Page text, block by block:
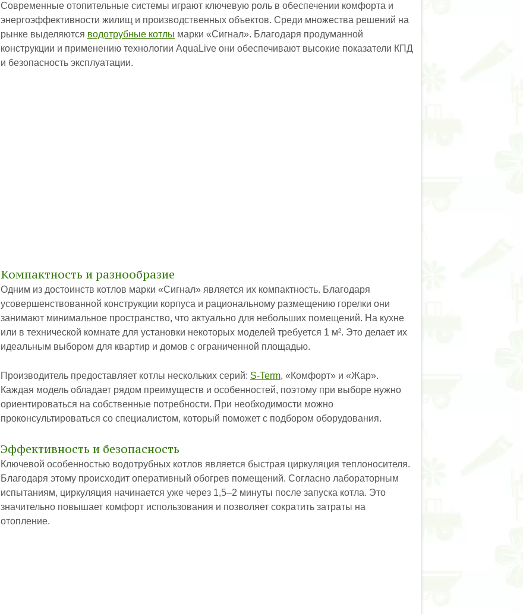
Современные отопительные системы играют ключевую роль в обеспечении комфорта и
энергоэффективности жилищ и производственных объектов. Среди множества решений на
рынке выделяются водотрубные котлы марки «Сигнал». Благодаря продуманной
конструкции и применению технологии AquaLive они обеспечивают высокие показатели КПД
и безопасность эксплуатации.
Компактность и разнообразие
Одним из достоинств котлов марки «Сигнал» является их компактность. Благодаря
усовершенствованной конструкции корпуса и рациональному размещению горелки они
занимают минимальное пространство, что актуально для небольших помещений. На кухне
или в технической комнате для установки некоторых моделей требуется 1 м². Это делает их
идеальным выбором для квартир и домов с ограниченной площадью.
Производитель предоставляет котлы нескольких серий: S-Term, «Комфорт» и «Жар».
Каждая модель обладает рядом преимуществ и особенностей, поэтому при выборе нужно
ориентироваться на собственные потребности. При необходимости можно
проконсультироваться со специалистом, который поможет с подбором оборудования.
Эффективность и безопасность
Ключевой особенностью водотрубных котлов является быстрая циркуляция теплоносителя.
Благодаря этому происходит оперативный обогрев помещений. Согласно лабораторным
испытаниям, циркуляция начинается уже через 1,5–2 минуты после запуска котла. Это
значительно повышает комфорт использования и позволяет сократить затраты на
отопление.